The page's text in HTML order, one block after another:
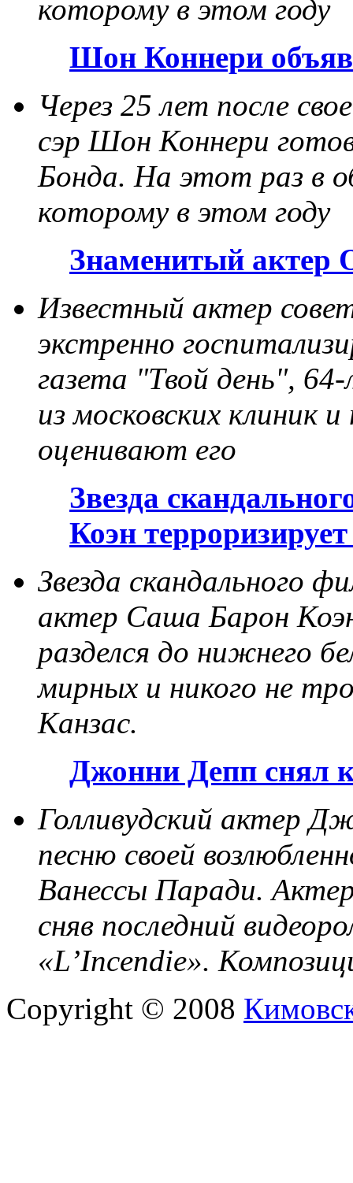
которому в этом году
Шон Коннери
Через 25 лет после
сэр Шон Коннери
Бонда. На этот раз в
которому в этом году
Знаменитый актер
Известный актер
экстренно
газета "Твой день",
из московских клиник
оценивают его
Звезда
Коэн
Звезда скандального
актер Саша Барон
разделся до нижнего
мирных и никого не
Канзас.
Джонни Депп снял
Голливудский актер
песню своей
Ванессы Паради.
сняв последний
«L’Incendie».
Copyright © 2008